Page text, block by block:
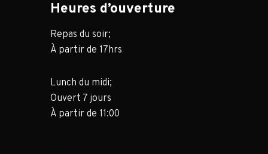
Heures d’ouverture
Repas du soir;
À partir de 17hrs
Lunch du midi;
Ouvert 7 jours
À partir de 11:00